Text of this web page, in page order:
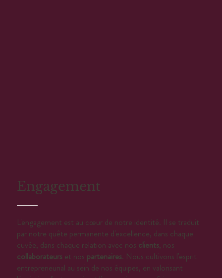
Engagement
L'engagement est au cœur de notre identité. Il se traduit
par notre quête permanente d'excellence, dans chaque
cuvée, dans chaque relation avec nos clients, nos
collaborateurs et nos partenaires. Nous cultivons l'esprit
entrepreneurial au sein de nos équipes, en valorisant